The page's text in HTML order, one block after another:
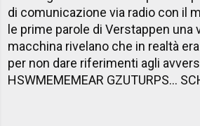
di comunicazione via radio con il
le prime parole di Verstappen una
macchina rivelano che in realtà
per non dare riferimenti agli
HSWMEMEMEAR GZUTURPS...